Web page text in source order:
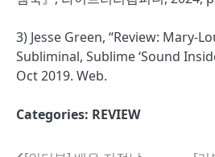
3) Jesse Green, “Review: Mary-
Subliminal, Sublime ‘Sound
Oct 2019. Web.
Categories: REVIEW